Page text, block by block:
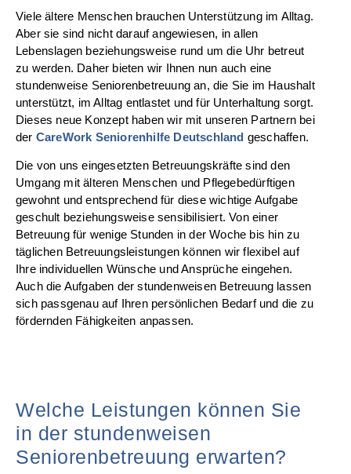
Viele ältere Menschen brauchen Unterstützung im Alltag.
Aber sie sind nicht darauf angewiesen, in allen
Lebenslagen beziehungsweise rund um die Uhr betreut
zu werden. Daher bieten wir Ihnen nun auch eine
stundenweise Seniorenbetreuung an, die Sie im Haushalt
unterstützt, im Alltag entlastet und für Unterhaltung sorgt.
Dieses neue Konzept haben wir mit unseren Partnern bei
der CareWork Seniorenhilfe Deutschland geschaffen.
Die von uns eingesetzten Betreuungskräfte sind den
Umgang mit älteren Menschen und Pflegebedürftigen
gewohnt und entsprechend für diese wichtige Aufgabe
geschult beziehungsweise sensibilisiert. Von einer
Betreuung für wenige Stunden in der Woche bis hin zu
täglichen Betreuungsleistungen können wir flexibel auf
Ihre individuellen Wünsche und Ansprüche eingehen.
Auch die Aufgaben der stundenweisen Betreuung lassen
sich passgenau auf Ihren persönlichen Bedarf und die zu
fördernden Fähigkeiten anpassen.
Welche Leistungen können Sie
in der stundenweisen
Seniorenbetreuung erwarten?